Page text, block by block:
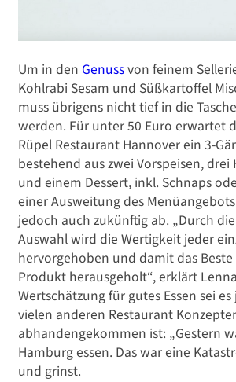
Local Heroes
Freches
excellence:
Restaurant
Um in den Genussvon feinem
Kohlrabi Sesam und Süßkartoffel
muss übrigens nicht tief in die
werden. Für unter 50 Euro erwartet
Rüpel Restaurant Hannover ein 3-
bestehend aus zwei Vorspeisen,
und einem Dessert, inkl. Schnaps
einer Ausweitung des
jedoch auch zukünftig ab. „Durch
Auswahl wird die Wertigkeit jeder
hervorgehoben und damit das Beste
Produkt herausgeholt“, erklärt
Wertschätzung für gutes Essen sei
vielen anderen Restaurant
abhandengekommen ist: „Gestern
Hamburg essen. Das war eine
und grinst.